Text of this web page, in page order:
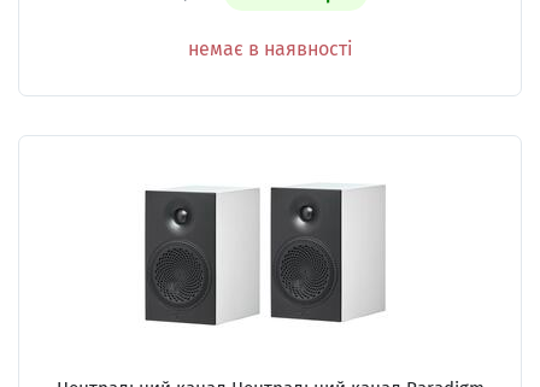
немає в наявності